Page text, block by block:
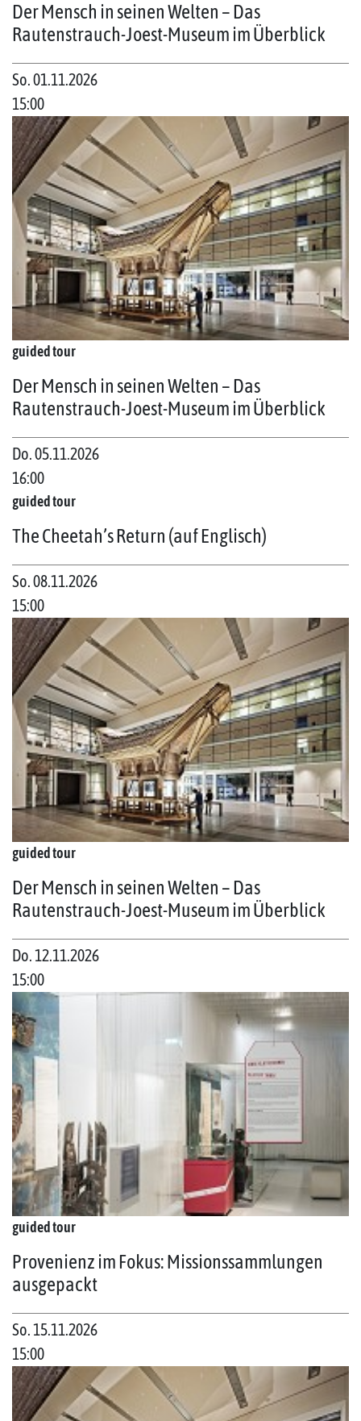
Der Mensch in seinen Welten – Das
Rautenstrauch-Joest-Museum im Überblick
So. 01.11.2026
15:00
guided tour
Der Mensch in seinen Welten – Das
Rautenstrauch-Joest-Museum im Überblick
Do. 05.11.2026
16:00
guided tour
The Cheetah’s Return (auf Englisch)
So. 08.11.2026
15:00
guided tour
Der Mensch in seinen Welten – Das
Rautenstrauch-Joest-Museum im Überblick
Do. 12.11.2026
15:00
guided tour
Provenienz im Fokus: Missionssammlungen
ausgepackt
So. 15.11.2026
15:00